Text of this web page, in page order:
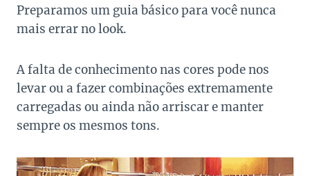
Preparamos um guia básico para você nunca
mais errar no look.
A falta de conhecimento nas cores pode nos
levar ou a fazer combinações extremamente
carregadas ou ainda não arriscar e manter
sempre os mesmos tons.